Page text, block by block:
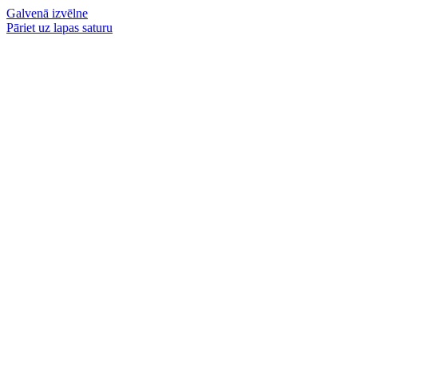
Galvenā izvēlne
Pāriet uz lapas saturu